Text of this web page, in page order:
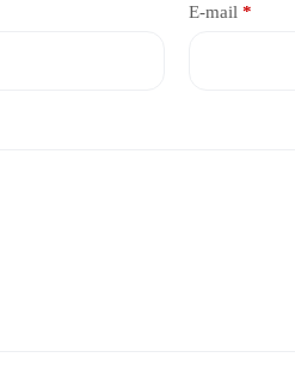
E-mail *